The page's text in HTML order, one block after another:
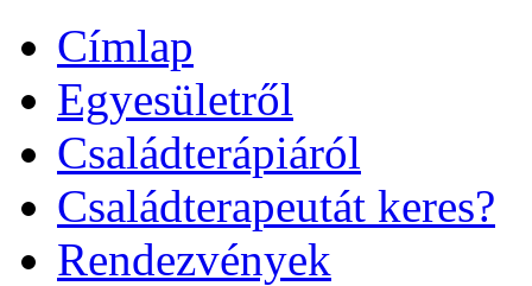
Címlap
Egyesületről
Családterápiáról
Családterapeutát keres?
Rendezvények